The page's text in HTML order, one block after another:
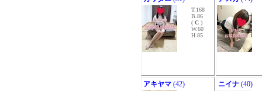
T.168
B.86
( C )
W.60
H.85
アキヤマ (42) ニイナ (40)